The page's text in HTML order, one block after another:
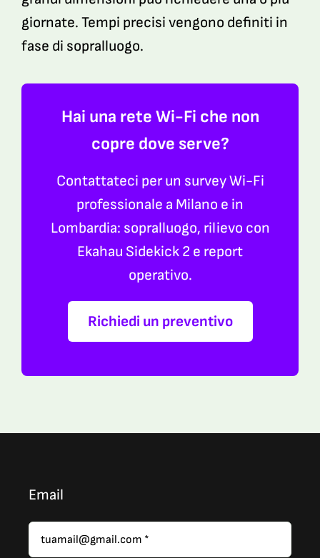
giornate. Tempi precisi vengono definiti in
fase di sopralluogo.
Hai una rete Wi-Fi che non
copre dove serve?
Contattateci per un survey Wi-Fi
professionale a Milano e in
Lombardia: sopralluogo, rilievo con
Ekahau Sidekick 2 e report
operativo.
Richiedi un preventivo
Email